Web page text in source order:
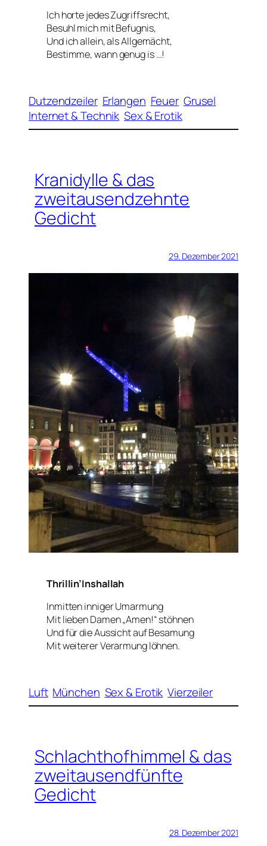
Ich horte jedes Zugriffsrecht,
Besuhl mich mit Befugnis,
Und ich allein, als Allgemächt,
Bestimme, wann genug is …!
Dutzendzeiler Erlangen Feuer Grusel
Internet & Technik Sex & Erotik
Kranidylle & das
zweitausendzehnte
Gedicht
29. Dezember 2021
Thrillin’Inshallah
Inmitten inniger Umarmung
Mit lieben Damen „Amen!“ stöhnen
Und für die Aussicht auf Besamung
Mit weiterer Verarmung löhnen.
Luft München Sex & Erotik Vierzeiler
Schlachthofhimmel & das
zweitausendfünfte
Gedicht
28. Dezember 2021